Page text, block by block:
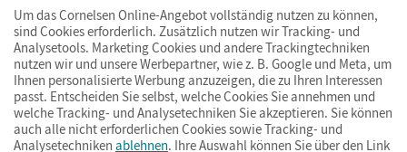
Um das Cornelsen Online-Angebot vollständig nutzen zu können,
sind Cookies erforderlich. Zusätzlich nutzen wir Tracking- und
Analysetools. Marketing Cookies und andere Trackingtechniken
nutzen wir und unsere Werbepartner, wie z. B. Google und Meta, um
Ihnen personalisierte Werbung anzuzeigen, die zu Ihren Interessen
passt. Entscheiden Sie selbst, welche Cookies Sie annehmen und
welche Tracking- und Analysetechniken Sie akzeptieren. Sie können
auch alle nicht erforderlichen Cookies sowie Tracking- und
Analysetechniken ablehnen. Ihre Auswahl können Sie über den Link